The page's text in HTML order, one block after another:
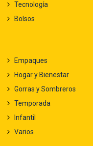
Tecnología
Bolsos
Empaques
Hogar y Bienestar
Gorras y Sombreros
Temporada
Infantil
Varios